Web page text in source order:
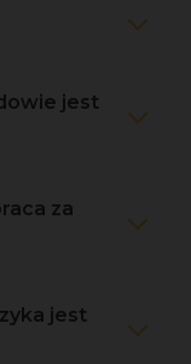
jest
za
jest